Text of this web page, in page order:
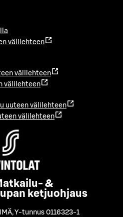
välilehteen
välilehteen
välilehteen
uuteen välilehteen
välilehteen
&
ketjuohjaus
,Y-tunnus 0116323-1